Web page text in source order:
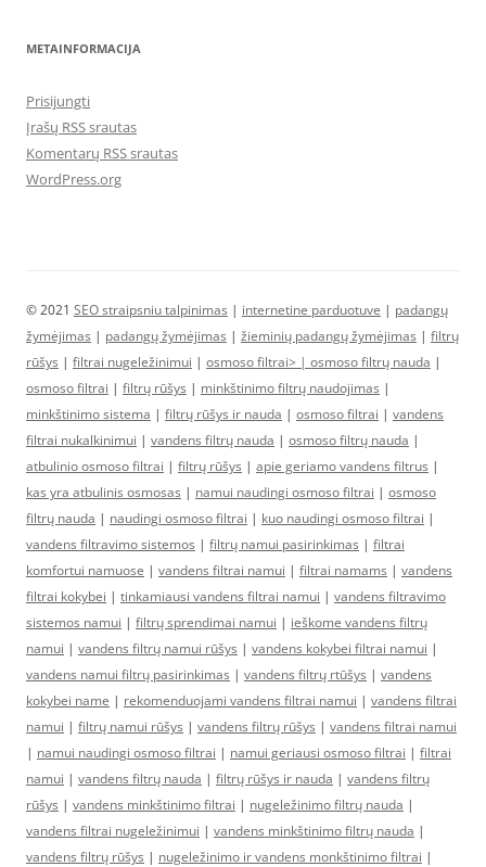
METAINFORMACIJA
Prisijungti
Įrašų RSS srautas
Komentarų RSS srautas
WordPress.org
© 2021 SEO straipsniu talpinimas | internetine parduotuve | padangų
žymėjimas | padangų žymėjimas | žieminių padangų žymėjimas | filtrų
rūšys | filtrai nugeležinimui | osmoso filtrai> | osmoso filtrų nauda |
osmoso filtrai | filtrų rūšys | minkštinimo filtrų naudojimas |
minkštinimo sistema | filtrų rūšys ir nauda | osmoso filtrai | vandens
filtrai nukalkinimui | vandens filtrų nauda | osmoso filtrų nauda |
atbulinio osmoso filtrai | filtrų rūšys | apie geriamo vandens filtrus |
kas yra atbulinis osmosas | namui naudingi osmoso filtrai | osmoso
filtrų nauda | naudingi osmoso filtrai | kuo naudingi osmoso filtrai |
vandens filtravimo sistemos | filtrų namui pasirinkimas | filtrai
komfortui namuose | vandens filtrai namui | filtrai namams | vandens
filtrai kokybei | tinkamiausi vandens filtrai namui | vandens filtravimo
sistemos namui | filtrų sprendimai namui | ieškome vandens filtrų
namui | vandens filtrų namui rūšys | vandens kokybei filtrai namui |
vandens namui filtrų pasirinkimas | vandens filtrų rtūšys | vandens
kokybei name | rekomenduojami vandens filtrai namui | vandens filtrai
namui | filtrų namui rūšys | vandens filtrų rūšys | vandens filtrai namui
| namui naudingi osmoso filtrai | namui geriausi osmoso filtrai | filtrai
namui | vandens filtrų nauda | filtrų rūšys ir nauda | vandens filtrų
rūšys | vandens minkštinimo filtrai | nugeležinimo filtrų nauda |
vandens filtrai nugeležinimui | vandens minkštinimo filtrų nauda |
vandens filtrų rūšys | nugeležinimo ir vandens monkštinimo filtrai |